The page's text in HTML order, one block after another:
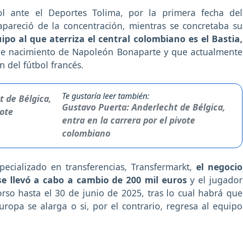
ante el Deportes Tolima, por la primera fecha del
de la concentración, mientras se concretaba su
al que aterriza el central colombiano es el Bastia,
nacimiento de Napoleón Bonaparte y que actualmente
del fútbol francés.
Te gustaría leer también:
Gustavo Puerta: Anderlecht de Bélgica,
entra en la carrera por el pivote
colombiano
en transferencias, Transfermarkt, el negocio
llevó a cabo a cambio de 200 mil euros y el jugador
hasta el 30 de junio de 2025, tras lo cual habrá que
se alarga o si, por el contrario, regresa al equipo